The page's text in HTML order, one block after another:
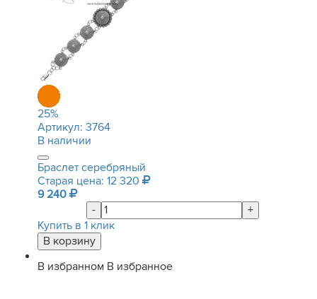
25%
Артикул: 3764
В наличии
Браслет серебряный
Старая цена: 12 320
9 240
-
+
Купить в 1 клик
В избранном В избранное